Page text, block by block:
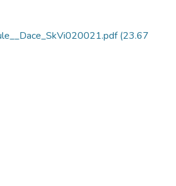
(23.67